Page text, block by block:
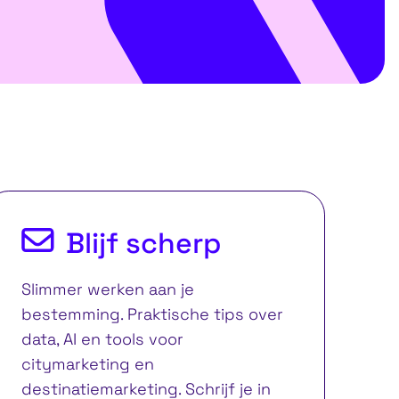
Blijf scherp
Slimmer werken aan je
bestemming. Praktische tips over
data, AI en tools voor
citymarketing en
destinatiemarketing. Schrijf je in